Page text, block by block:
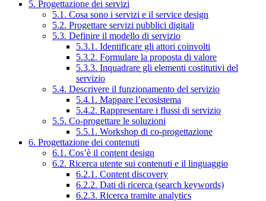
5. Progettazione dei servizi
5.1. Cosa sono i servizi e il service design
5.2. Progettare servizi pubblici digitali
5.3. Definire il modello di servizio
5.3.1. Identificare gli attori coinvolti
5.3.2. Formulare la proposta di valore
5.3.3. Inquadrare gli elementi costitutivi del
servizio
5.4. Descrivere il funzionamento del servizio
5.4.1. Mappare l’ecosistema
5.4.2. Rappresentare i flussi di servizio
5.5. Co-progettare le soluzioni
5.5.1. Workshop di co-progettazione
6. Progettazione dei contenuti
6.1. Cos’è il content design
6.2. Ricerca utente sui contenuti e il linguaggio
6.2.1. Content discovery
6.2.2. Dati di ricerca (search keywords)
6.2.3. Ricerca tramite analytics